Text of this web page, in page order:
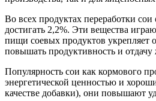
Во всех продуктах переработки
достигать 2,2%. Эти вещества
пищи соевых продуктов укрепляет
повышать продуктивность и отдачу
Популярность сои как кормового
энергетической ценностью и
качестве добавки), они повышают